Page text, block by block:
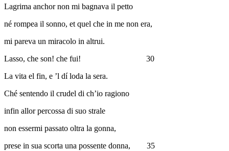
Lagrima anchor non mi bagnava il petto
né rompea il sonno, et quel che in me non era,
mi pareva un miracolo in altrui.
Lasso, che son! che fui! 30
La vita el fin, e ’l dí loda la sera.
Ché sentendo il crudel di ch’io ragiono
infin allor percossa di suo strale
non essermi passato oltra la gonna,
prese in sua scorta una possente donna, 35